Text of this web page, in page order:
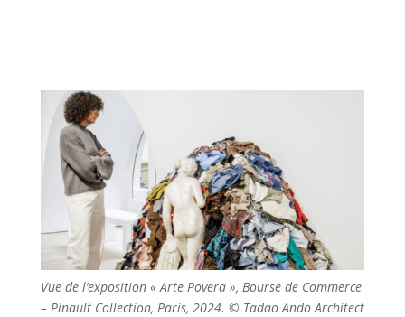
Vue de l’exposition « Arte Povera », Bourse de Commerce
– Pinault Collection, Paris, 2024. © Tadao Ando Architect